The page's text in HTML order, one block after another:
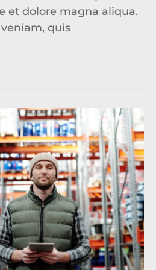
et dolore magna aliqua.
quis